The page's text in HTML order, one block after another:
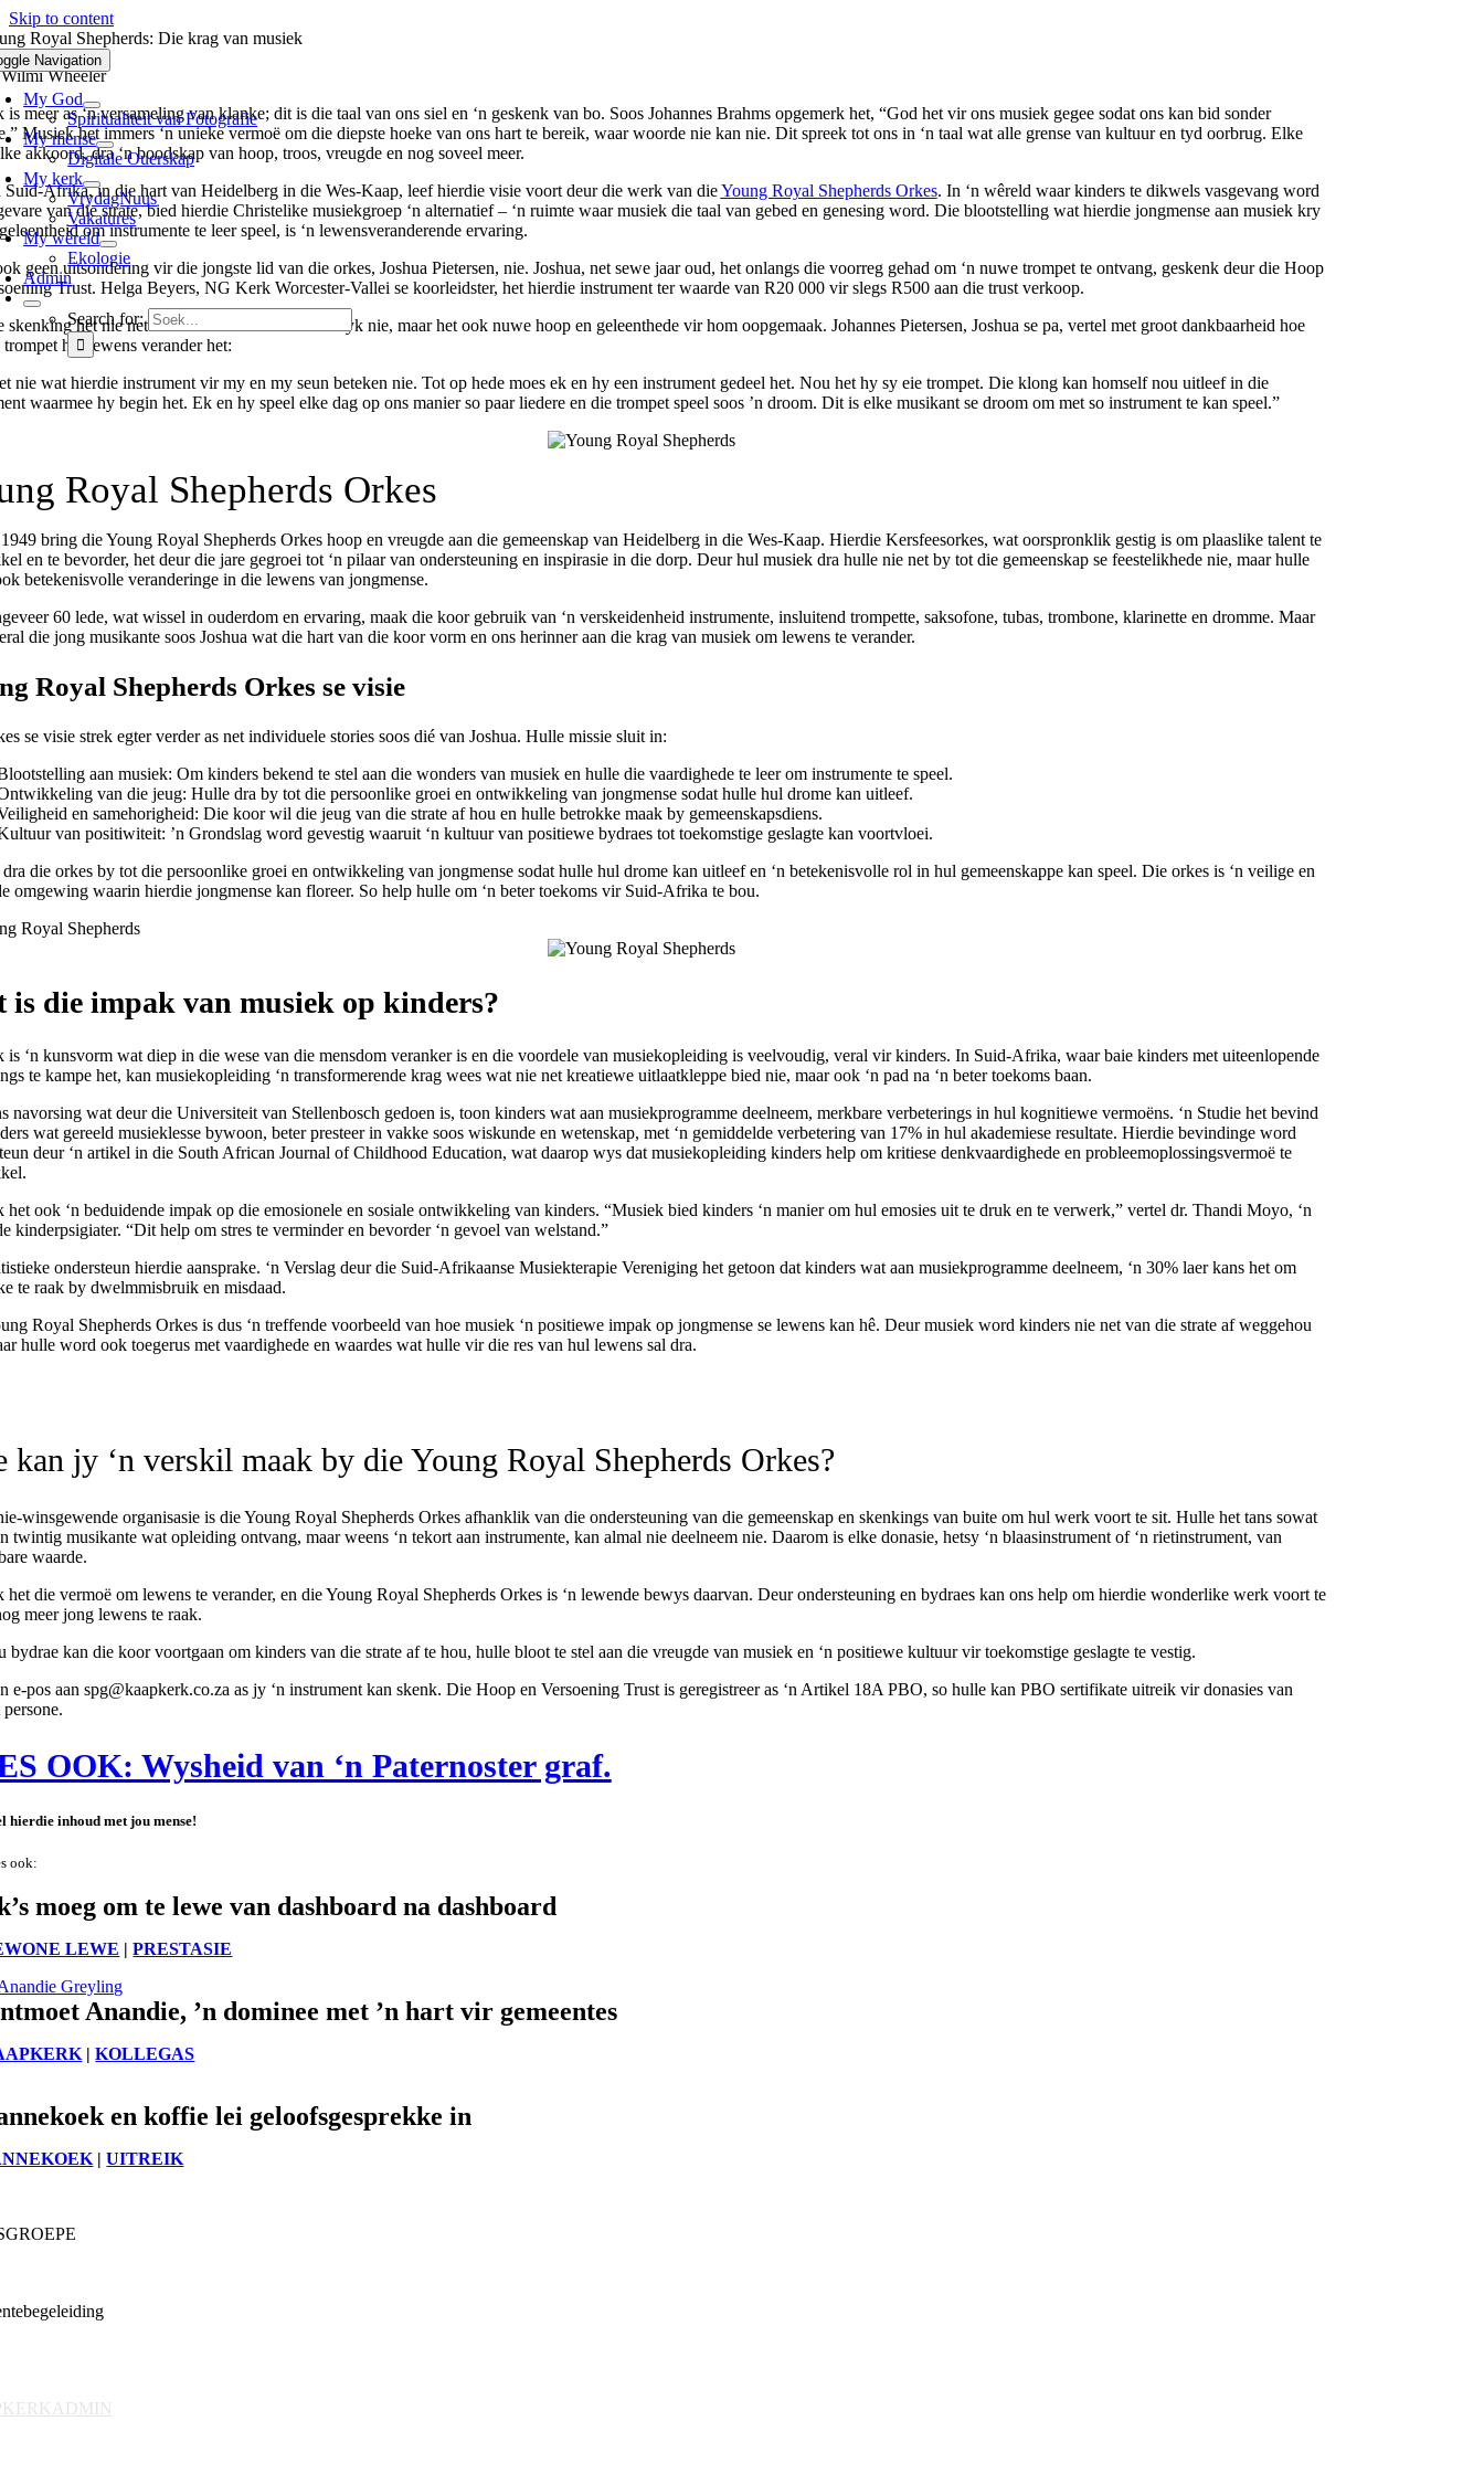
Skip to content
Navigation
My God
Spiritualiteit van Fotografie
My mense
Digitale Ouerskap
My kerk
VrydagNuus
Vakatures
My wêreld
Ekologie
Admin
Search for:
Royal Shepherds: Die krag van musiek
Wheeler
is meer as ‘n versameling van klanke; dit is die taal van ons siel en ‘n geskenk van bo. Soos Johannes Brahms opgemerk het, “God het vir ons musiek gegee sodat ons kan bid sonder
Musiek het immers ‘n unieke vermoë om die diepste hoeke van ons hart te bereik, waar woorde nie kan nie. Dit spreek tot ons in ‘n taal wat alle grense van kultuur en tyd oorbrug. Elke
akkoord, dra ‘n boodskap van hoop, troos, vreugde en nog soveel meer.
Afrika, in die hart van Heidelberg in die Wes-Kaap, leef hierdie visie voort deur die werk van dieYoung Royal Shepherds Orkes. In ‘n wêreld waar kinders te dikwels vasgevang word
van die strate, bied hierdie Christelike musiekgroep ‘n alternatief – ‘n ruimte waar musiek die taal van gebed en genesing word. Die blootstelling wat hierdie jongmense aan musiek kry
om instrumente te leer speel, is ‘n lewensveranderende ervaring.
geen uitsondering vir die jongste lid van die orkes, Joshua Pietersen, nie. Joshua, net sewe jaar oud, het onlangs die voorreg gehad om ‘n nuwe trompet te ontvang, geskenk deur die Hoop
Trust. Helga Beyers, NG Kerk Worcester-Vallei se koorleidster, het hierdie instrument ter waarde van R20 000 vir slegs R500 aan die trust verkoop.
skenking het nie net Joshua se musikale reis verryk nie, maar het ook nuwe hoop en geleenthede vir hom oopgemaak. Johannes Pietersen, Joshua se pa, vertel met groot dankbaarheid hoe
hul lewens verander het:
nie wat hierdie instrument vir my en my seun beteken nie. Tot op hede moes ek en hy een instrument gedeel het. Nou het hy sy eie trompet. Die klong kan homself nou uitleef in die
waarmee hy begin het. Ek en hy speel elke dag op ons manier so paar liedere en die trompet speel soos ’n droom. Dit is elke musikant se droom om met so instrument te kan speel.”
Royal Shepherds Orkes
bring die Young Royal Shepherds Orkes hoop en vreugde aan die gemeenskap van Heidelberg in die Wes-Kaap. Hierdie Kersfeesorkes, wat oorspronklik gestig is om plaaslike talent te
en te bevorder, het deur die jare gegroei tot ‘n pilaar van ondersteuning en inspirasie in die dorp. Deur hul musiek dra hulle nie net by tot die gemeenskap se feestelikhede nie, maar hulle
betekenisvolle veranderinge in die lewens van jongmense.
60 lede, wat wissel in ouderdom en ervaring, maak die koor gebruik van ‘n verskeidenheid instrumente, insluitend trompette, saksofone, tubas, trombone, klarinette en dromme. Maar
die jong musikante soos Joshua wat die hart van die koor vorm en ons herinner aan die krag van musiek om lewens te verander.
Royal Shepherds Orkes se visie
se visie strek egter verder as net individuele stories soos dié van Joshua. Hulle missie sluit in:
aan musiek: Om kinders bekend te stel aan die wonders van musiek en hulle die vaardighede te leer om instrumente te speel.
van die jeug: Hulle dra by tot die persoonlike groei en ontwikkeling van jongmense sodat hulle hul drome kan uitleef.
en samehorigheid: Die koor wil die jeug van die strate af hou en hulle betrokke maak by gemeenskapsdiens.
van positiwiteit: ’n Grondslag word gevestig waaruit ‘n kultuur van positiewe bydraes tot toekomstige geslagte kan voortvloei.
die orkes by tot die persoonlike groei en ontwikkeling van jongmense sodat hulle hul drome kan uitleef en ‘n betekenisvolle rol in hul gemeenskappe kan speel. Die orkes is ‘n veilige en
omgewing waarin hierdie jongmense kan floreer. So help hulle om ‘n beter toekoms vir Suid-Afrika te bou.
is die impak van musiek op kinders?
is ‘n kunsvorm wat diep in die wese van die mensdom veranker is en die voordele van musiekopleiding is veelvoudig, veral vir kinders. In Suid-Afrika, waar baie kinders met uiteenlopende
te kampe het, kan musiekopleiding ‘n transformerende krag wees wat nie net kreatiewe uitlaatkleppe bied nie, maar ook ‘n pad na ‘n beter toekoms baan.
navorsing wat deur die Universiteit van Stellenbosch gedoen is, toon kinders wat aan musiekprogramme deelneem, merkbare verbeterings in hul kognitiewe vermoëns. ‘n Studie het bevind
wat gereeld musieklesse bywoon, beter presteer in vakke soos wiskunde en wetenskap, met ‘n gemiddelde verbetering van 17% in hul akademiese resultate. Hierdie bevindinge word
deur ‘n artikel in die South African Journal of Childhood Education, wat daarop wys dat musiekopleiding kinders help om kritiese denkvaardighede en probleemoplossingsvermoë te
het ook ‘n beduidende impak op die emosionele en sosiale ontwikkeling van kinders. “Musiek bied kinders ‘n manier om hul emosies uit te druk en te verwerk,” vertel dr. Thandi Moyo, ‘n
kinderpsigiater. “Dit help om stres te verminder en bevorder ‘n gevoel van welstand.”
ondersteun hierdie aansprake. ‘n Verslag deur die Suid-Afrikaanse Musiekterapie Vereniging het getoon dat kinders wat aan musiekprogramme deelneem, ‘n 30% laer kans het om
te raak by dwelmmisbruik en misdaad.
Royal Shepherds Orkes is dus ‘n treffende voorbeeld van hoe musiek ‘n positiewe impak op jongmense se lewens kan hê. Deur musiek word kinders nie net van die strate af weggehou
hulle word ook toegerus met vaardighede en waardes wat hulle vir die res van hul lewens sal dra.
kan jy ‘n verskil maak by die Young Royal Shepherds Orkes?
winsgewende organisasie is die Young Royal Shepherds Orkes afhanklik van die ondersteuning van die gemeenskap en skenkings van buite om hul werk voort te sit. Hulle het tans sowat
twintig musikante wat opleiding ontvang, maar weens ‘n tekort aan instrumente, kan almal nie deelneem nie. Daarom is elke donasie, hetsy ‘n blaasinstrument of ‘n rietinstrument, van
waarde.
het die vermoë om lewens te verander, en die Young Royal Shepherds Orkes is ‘n lewende bewys daarvan. Deur ondersteuning en bydraes kan ons help om hierdie wonderlike werk voort te
meer jong lewens te raak.
bydrae kan die koor voortgaan om kinders van die strate af te hou, hulle bloot te stel aan die vreugde van musiek en ‘n positiewe kultuur vir toekomstige geslagte te vestig.
e-pos aan spg@kaapkerk.co.za as jy ‘n instrument kan skenk. Die Hoop en Versoening Trust is geregistreer as ‘n Artikel 18A PBO, so hulle kan PBO sertifikate uitreik vir donasies van
OOK: Wysheid van ‘n Paternoster graf.
hierdie inhoud met jou mense!
ook:
moeg om te lewe van dashboard na dashboard
LEWE |PRESTASIE
Anandie, ’n dominee met ’n hart vir gemeentes
|KOLLEGAS
en koffie lei geloofsgesprekke in
|UITREIK